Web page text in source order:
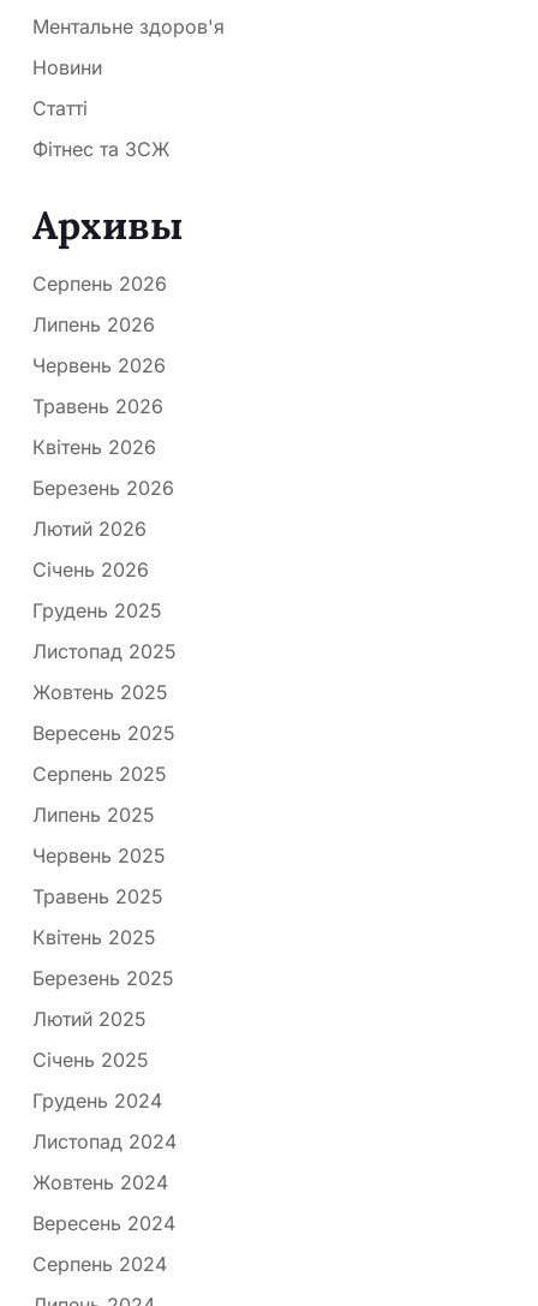
Ментальне здоров'я
Новини
Статті
Фітнес та ЗСЖ
Архивы
Серпень 2026
Липень 2026
Червень 2026
Травень 2026
Квітень 2026
Березень 2026
Лютий 2026
Січень 2026
Грудень 2025
Листопад 2025
Жовтень 2025
Вересень 2025
Серпень 2025
Липень 2025
Червень 2025
Травень 2025
Квітень 2025
Березень 2025
Лютий 2025
Січень 2025
Грудень 2024
Листопад 2024
Жовтень 2024
Вересень 2024
Серпень 2024